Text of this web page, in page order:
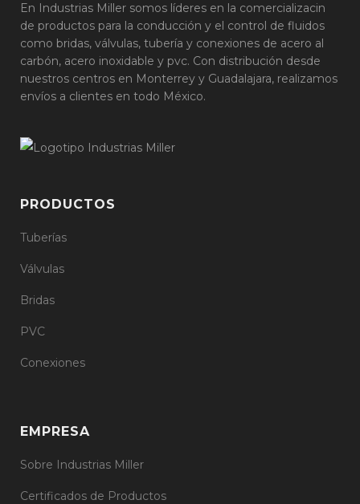
En Industrias Miller somos líderes en la comercializacin
de productos para la conducción y el control de fluidos
como bridas, válvulas, tubería y conexiones de acero al
carbón, acero inoxidable y pvc. Con distribución desde
nuestros centros en Monterrey y Guadalajara, realizamos
envíos a clientes en todo México.
PRODUCTOS
Tuberías
Válvulas
Bridas
PVC
Conexiones
EMPRESA
Sobre Industrias Miller
Certificados de Productos